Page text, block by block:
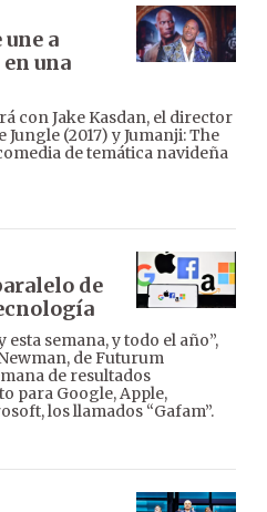
a
una
con Jake Kasdan, el director
Jungle (2017) y Jumanji: The
de temática navideña
de
semana, y todo el año”,
de Futurum
de resultados
para Google, Apple,
los llamados “Gafam”.